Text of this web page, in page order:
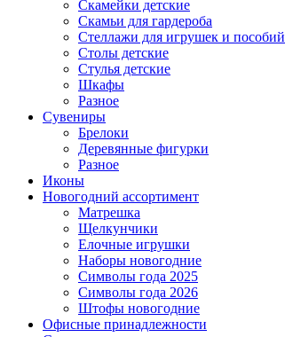
Скамейки детские
Скамьи для гардероба
Стеллажи для игрушек и пособий
Столы детские
Стулья детские
Шкафы
Разное
Сувениры
Брелоки
Деревянные фигурки
Разное
Иконы
Новогодний ассортимент
Матрешка
Щелкунчики
Елочные игрушки
Наборы новогодние
Символы года 2025
Символы года 2026
Штофы новогодние
Офисные принадлежности